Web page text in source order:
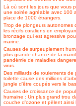
Là où sont les jours que vous
une soirée agréable avec 100
place de 1000 étrangers.
Trop de plongeurs autonomes
les récifs coraliens en
bronzage qui est agressive
marine.
Causes de surpeuplement
plus grande chance de la
pandémie de maladies
virus.
Des milliards de roulements de
toilette cause des millions
jungle d'être coupés vers le
Causes de croissance de
humaine : Un plus grand trou
couche d'ozone et pèlent ainsi